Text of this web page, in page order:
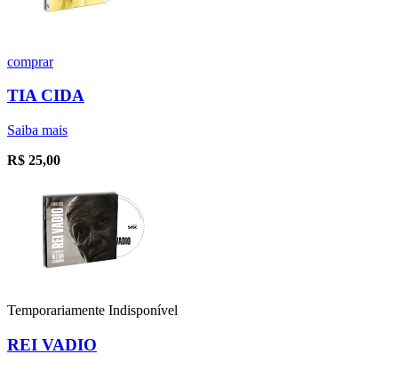
comprar
TIA CIDA
Saiba mais
R$ 25,00
Temporariamente Indisponível
REI VADIO